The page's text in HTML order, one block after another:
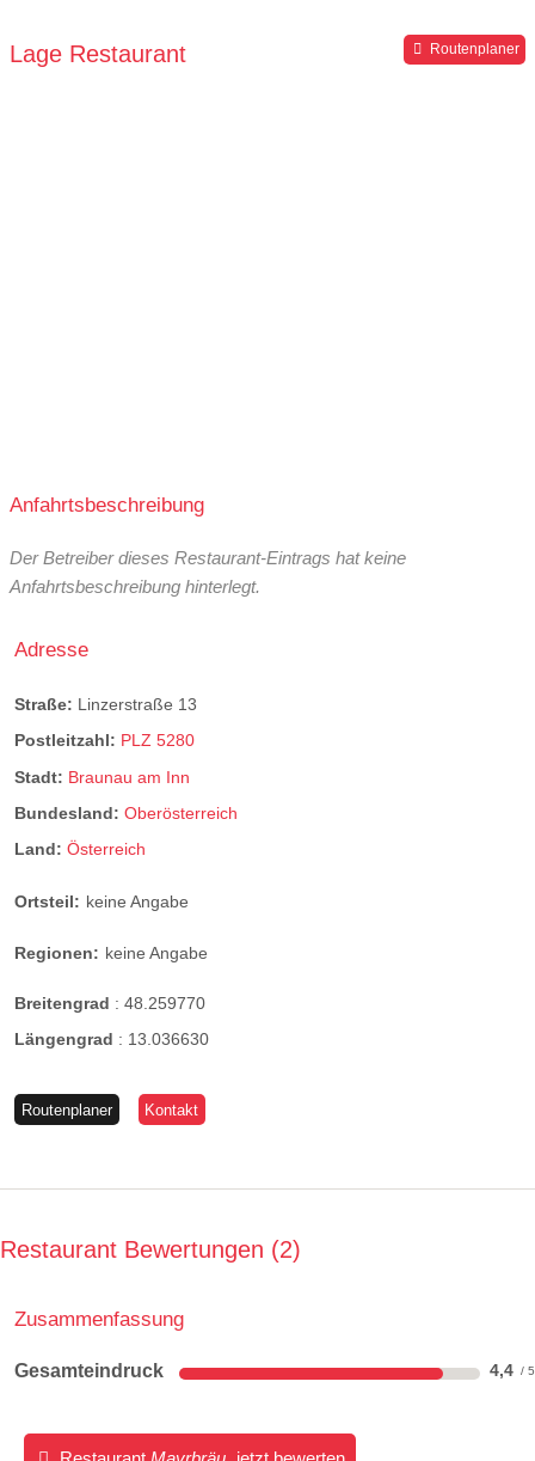
Lage Restaurant Routenplaner
Anfahrtsbeschreibung
Der Betreiber dieses Restaurant-Eintrags hat keine
Anfahrtsbeschreibung hinterlegt.
Adresse
Straße: Linzerstraße 13
Postleitzahl: PLZ 5280
Stadt: Braunau am Inn
Bundesland: Oberösterreich
Land: Österreich
Ortsteil: keine Angabe
Regionen: keine Angabe
Breitengrad : 48.259770
Längengrad : 13.036630
Routenplaner Kontakt
Restaurant Bewertungen 2
Zusammenfassung
Gesamteindruck 4,4